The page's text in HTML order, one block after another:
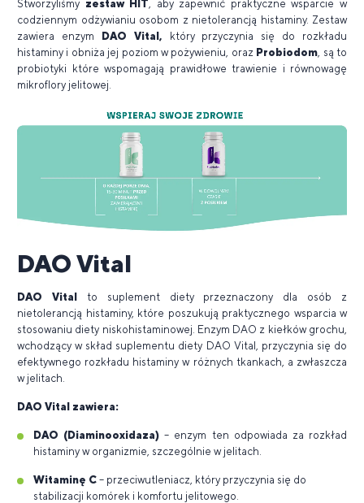
Stworzyliśmy zestaw HIT, aby zapewnić praktyczne wsparcie w
codziennym odżywianiu osobom z nietolerancją histaminy. Zestaw
zawiera enzym
DAO Vital, który przyczynia się do rozkładu
histaminy i obniża jej poziom w pożywieniu, oraz Probiodom, są to
probiotyki które wspomagają prawidłowe trawienie i równowagę
mikroflory jelitowej.
DAO Vital
DAO Vitalto suplement diety przeznaczony dla osób z
nietolerancją histaminy, które poszukują praktycznego wsparcia w
stosowaniu diety niskohistaminowej. Enzym DAO z kiełków grochu,
wchodzący w skład suplementu diety DAO Vital, przyczynia się do
efektywnego rozkładu histaminy w różnych tkankach, a zwłaszcza
w jelitach.
DAO Vital zawiera:
DAO (Diaminooxidaza)– enzym ten odpowiada za rozkład
histaminy w organizmie, szczególnie w jelitach.
Witaminę C – przeciwutleniacz, który przyczynia się do
stabilizacji komórek i komfortu jelitowego.